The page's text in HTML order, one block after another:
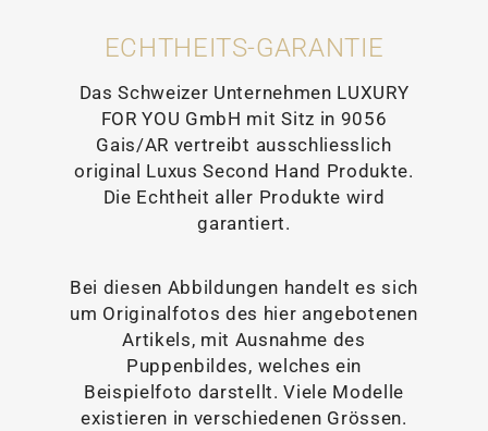
ECHTHEITS-GARANTIE
Das Schweizer Unternehmen LUXURY
FOR YOU GmbH mit Sitz in 9056
Gais/AR vertreibt ausschliesslich
original Luxus Second Hand Produkte.
Die Echtheit aller Produkte wird
garantiert.
Bei diesen Abbildungen handelt es sich
um Originalfotos des hier angebotenen
Artikels, mit Ausnahme des
Puppenbildes, welches ein
Beispielfoto darstellt. Viele Modelle
existieren in verschiedenen Grössen.